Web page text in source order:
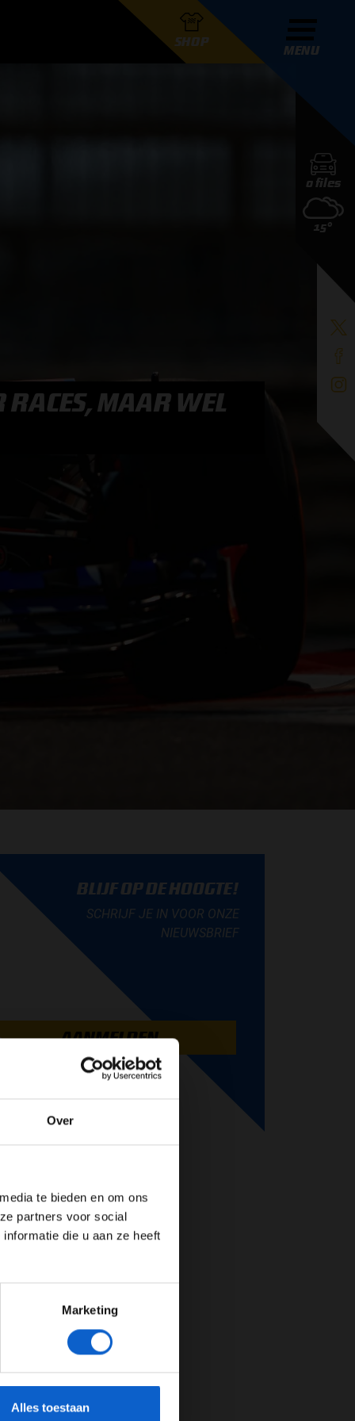
Over
te bieden en om ons
partners voor social
die u aan ze heeft
Marketing
Alles toestaan
SHOP
MENU
0 files
15°
RACES, MAAR WEL
BLIJF OP DE HOOGTE!
SCHRIJF JE IN VOOR ONZE
NIEUWSBRIEF
AANMELDEN